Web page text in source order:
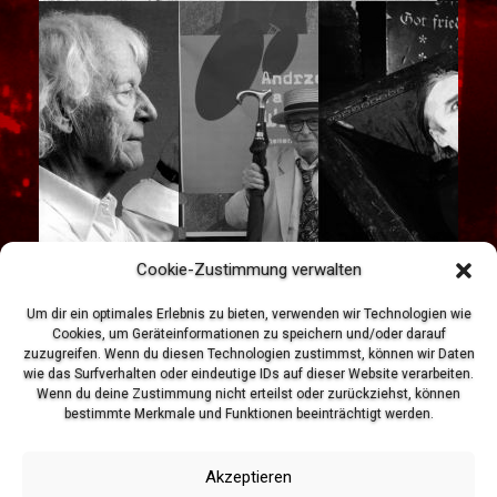
Cookie-Zustimmung verwalten
Um dir ein optimales Erlebnis zu bieten, verwenden wir Technologien wie
Cookies, um Geräteinformationen zu speichern und/oder darauf
zuzugreifen. Wenn du diesen Technologien zustimmst, können wir Daten
wie das Surfverhalten oder eindeutige IDs auf dieser Website verarbeiten.
Wenn du deine Zustimmung nicht erteilst oder zurückziehst, können
bestimmte Merkmale und Funktionen beeinträchtigt werden.
Akzeptieren